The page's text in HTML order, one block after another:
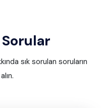
Sorular
sık sorulan soruların